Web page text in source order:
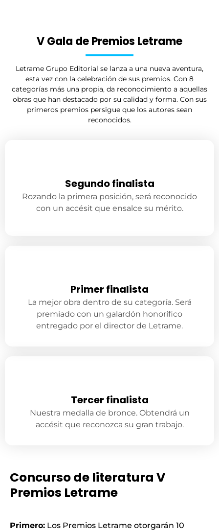
V Gala de Premios Letrame
Letrame Grupo Editorial se lanza a una nueva aventura,
esta vez con la celebración de sus premios. Con 8
categorías más una propia, da reconocimiento a aquellas
obras que han destacado por su calidad y forma. Con sus
primeros premios persigue que los autores sean
reconocidos.
Segundo finalista
Rozando la primera posición, será reconocido
con un accésit que ensalce su mérito.
Primer finalista
La mejor obra dentro de su categoría. Será
premiado con un galardón honorífico
entregado por el director de Letrame.
Tercer finalista
Nuestra medalla de bronce. Obtendrá un
accésit que reconozca su gran trabajo.
Concurso de literatura V
Premios Letrame
Primero: Los Premios Letrame otorgarán 10